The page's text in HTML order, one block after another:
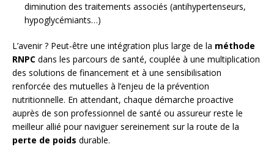
diminution des traitements associés (antihypertenseurs,
hypoglycémiants…)
L’avenir ? Peut-être une intégration plus large de la méthode
RNPC dans les parcours de santé, couplée à une multiplication
des solutions de financement et à une sensibilisation
renforcée des mutuelles à l’enjeu de la prévention
nutritionnelle. En attendant, chaque démarche proactive
auprès de son professionnel de santé ou assureur reste le
meilleur allié pour naviguer sereinement sur la route de la
perte de poids durable.